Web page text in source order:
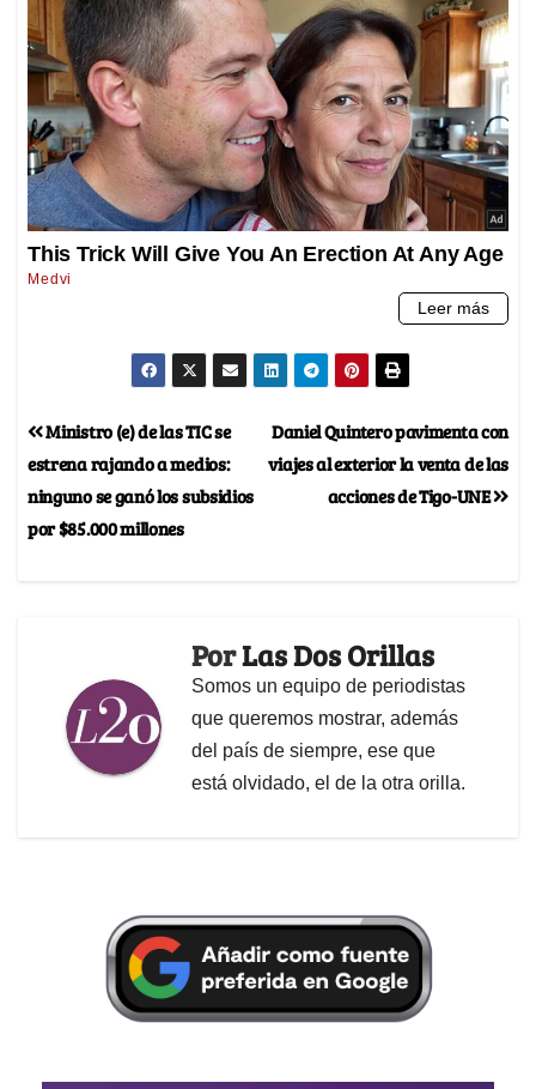
Daniel Quintero pavimenta con
viajes al exterior la venta de las
acciones de Tigo-UNE
Ministro (e) de las TIC se
estrena rajando a medios:
ninguno se ganó los subsidios
por $85.000 millones
PorLas Dos Orillas
Somos un equipo de periodistas
que queremos mostrar, además
del país de siempre, ese que
está olvidado, el de la otra orilla.